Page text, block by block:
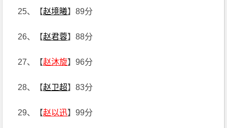
25、【赵境曦】89分
26、【赵君蓉】88分
27、【赵沐旋】96分
28、【赵卫超】83分
29、【赵以迅】99分